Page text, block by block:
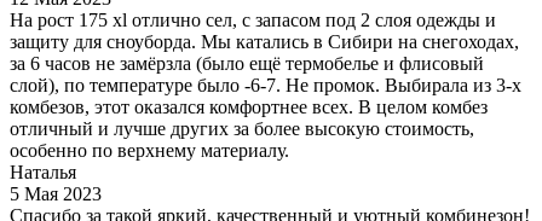
На рост 175 xl отлично сел, с запасом под 2 слоя одежды и
защиту для сноуборда. Мы катались в Сибири на снегоходах,
за 6 часов не замёрзла (было ещё термобелье и флисовый
слой), по температуре было -6-7. Не промок. Выбирала из 3-х
комбезов, этот оказался комфортнее всех. В целом комбез
отличный и лучше других за более высокую стоимость,
особенно по верхнему материалу.
Наталья
5 Мая 2023
Спасибо за такой яркий, качественный и уютный комбинезон!